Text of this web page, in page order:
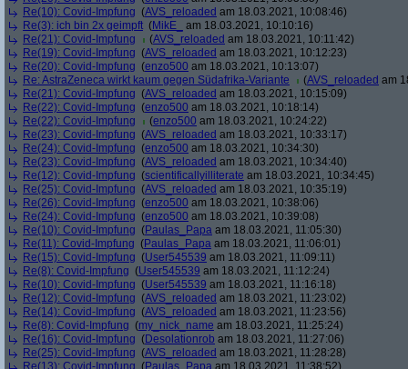
Re(10): Covid-Impfung (AVS_reloaded am 18.03.2021, 10:08:46)
Re(3): ich bin 2x geimpft (MikE_
am 18.03.2021, 10:10:16)
Re(21): Covid-Impfung
(AVS_reloaded am 18.03.2021, 10:11:42)
Re(19): Covid-Impfung (AVS_reloaded am 18.03.2021, 10:12:23)
Re(20): Covid-Impfung (enzo500 am 18.03.2021, 10:13:07)
Re: AstraZeneca wirkt kaum gegen Südafrika-Variante
(AVS_reloaded am
Re(21): Covid-Impfung (AVS_reloaded am 18.03.2021, 10:15:09)
Re(22): Covid-Impfung (enzo500 am 18.03.2021, 10:18:14)
Re(22): Covid-Impfung
(enzo500 am 18.03.2021, 10:24:22)
Re(23): Covid-Impfung (AVS_reloaded am 18.03.2021, 10:33:17)
Re(24): Covid-Impfung (enzo500 am 18.03.2021, 10:34:30)
Re(23): Covid-Impfung (AVS_reloaded am 18.03.2021, 10:34:40)
Re(12): Covid-Impfung (scientificallyilliterate am 18.03.2021, 10:34:45)
Re(25): Covid-Impfung (AVS_reloaded am 18.03.2021, 10:35:19)
Re(26): Covid-Impfung (enzo500 am 18.03.2021, 10:38:06)
Re(24): Covid-Impfung (enzo500 am 18.03.2021, 10:39:08)
Re(10): Covid-Impfung (Paulas_Papa am 18.03.2021, 11:05:30)
Re(11): Covid-Impfung (Paulas_Papa am 18.03.2021, 11:06:01)
Re(15): Covid-Impfung (User545539 am 18.03.2021, 11:09:11)
Re(8): Covid-Impfung (User545539 am 18.03.2021, 11:12:24)
Re(10): Covid-Impfung (User545539 am 18.03.2021, 11:16:18)
Re(12): Covid-Impfung (AVS_reloaded am 18.03.2021, 11:23:02)
Re(14): Covid-Impfung (AVS_reloaded am 18.03.2021, 11:23:56)
Re(8): Covid-Impfung (my_nick_name am 18.03.2021, 11:25:24)
Re(16): Covid-Impfung (Desolationrob am 18.03.2021, 11:27:06)
Re(25): Covid-Impfung (AVS_reloaded am 18.03.2021, 11:28:28)
Re(13): Covid-Impfung (Paulas_Papa am 18.03.2021, 11:38:52)